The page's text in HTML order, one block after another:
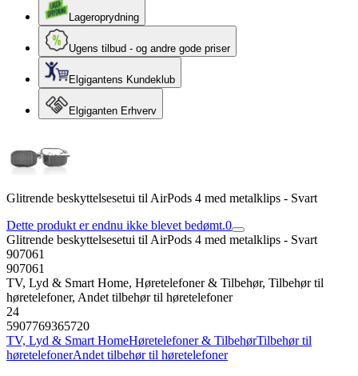
Lageroprydning
Ugens tilbud - og andre gode priser
Elgigantens Kundeklub
Elgiganten Erhverv
Glitrende beskyttelsesetui til AirPods 4 med metalklips - Svart
Dette produkt er endnu ikke blevet bedømt.0
Glitrende beskyttelsesetui til AirPods 4 med metalklips - Svart
907061
907061
TV, Lyd & Smart Home, Høretelefoner & Tilbehør, Tilbehør til
høretelefoner, Andet tilbehør til høretelefoner
24
5907769365720
TV, Lyd & Smart HomeHøretelefoner & TilbehørTilbehør til
høretelefonerAndet tilbehør til høretelefoner